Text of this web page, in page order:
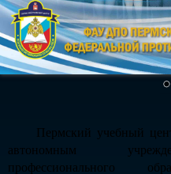
Пермский учебный
автономным
профессионального